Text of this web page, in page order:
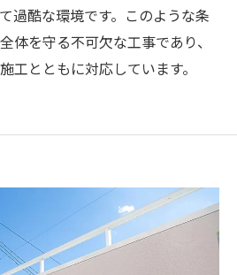
過酷な環境です。このような条
体を守る不可欠な工事であり、
工とともに対応しています。